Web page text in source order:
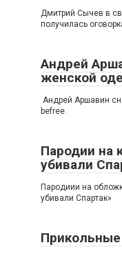
Дмитрий Сычев в
получилась
Андрей
женской
Андрей Аршавин
befree.
Пародии на
убивали
Пародиии на
убивали Спартак»